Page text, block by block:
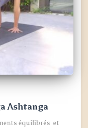
Ashtanga
équilibrés et